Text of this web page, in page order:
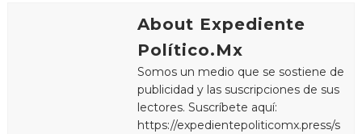
About Expediente
Político.Mx
Somos un medio que se sostiene de
publicidad y las suscripciones de sus
lectores. Suscríbete aquí:
https://expedientepoliticomx.press/s